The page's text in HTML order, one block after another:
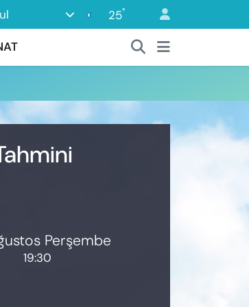
25°
Perşembe
19:30